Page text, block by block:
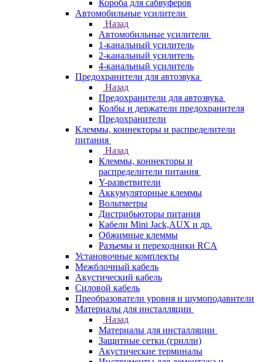
Короба для сабвуферов
Автомобильные усилители
Назад
Автомобильные усилители
1-канальный усилитель
2-канальный усилитель
4-канальный усилитель
Предохранители для автозвука
Назад
Предохранители для автозвука
Колбы и держатели предохранителя
Предохранители
Клеммы, коннекторы и распределители
питания
Назад
Клеммы, коннекторы и
распределители питания
Y-разветвители
Аккумуляторные клеммы
Вольтметры
Дистрибьюторы питания
Кабели Mini Jack,AUX и др.
Обжимные клеммы
Разъемы и переходники RCA
Установочные комплекты
Межблочный кабель
Акустический кабель
Силовой кабель
Преобразователи уровня и шумоподавители
Материалы для инсталляции
Назад
Материалы для инсталляции
Защитные сетки (грилли)
Акустические терминалы